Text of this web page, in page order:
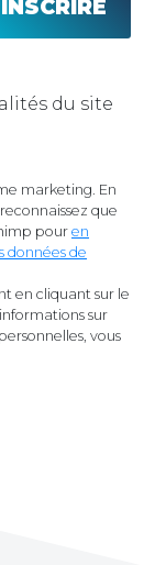
marketing. En
que
pour en
données de
en cliquant sur le
sur
vous